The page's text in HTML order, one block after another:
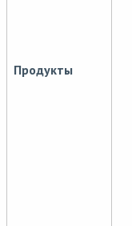
Продукты